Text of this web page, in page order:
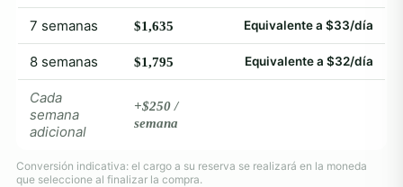
7 semanas $1,635 Equivalente a $33/día
8 semanas $1,795 Equivalente a $32/día
Cada
semana
adicional
+$250 /
semana
Conversión indicativa: el cargo a su reserva se realizará en la moneda
que seleccione al finalizar la compra.